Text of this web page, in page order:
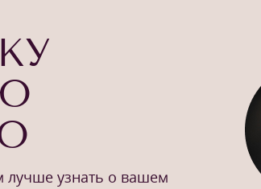
лучше узнать о вашем